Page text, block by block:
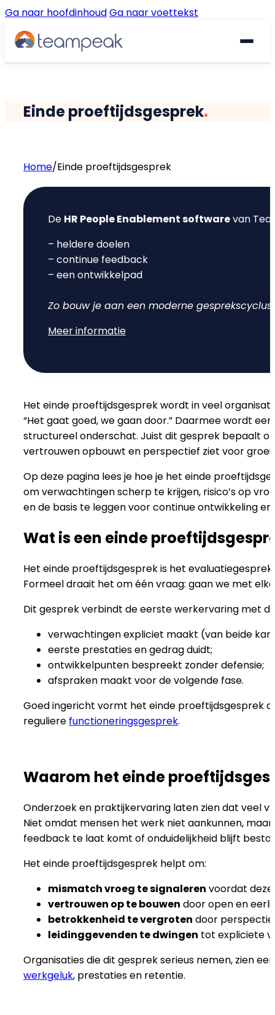
Ga naar hoofdinhoudGa naar voettekst
Platform
360° Feedback
Pulse Surveys
GROEI & INZICHT
HR Analytics NIEUW
AI Coach Talli
Alle features bekijken
Resources
Klantverhalen
Blog
Brochure
Contact
Einde proeftijdsgesprek.
Home/Einde proeftijdsgesprek
De HR People Enablement softwarevan
– heldere doelen
– continue feedback
– een ontwikkelpad
Zo bouw je aan een moderne
Meer informatie
Het einde proeftijdsgesprek wordt in veel
“Het gaat goed, we gaan door.” Daarmee wordt
structureel onderschat. Juist dit gesprek bepaalt
vertrouwen opbouwt en perspectief ziet voor groei.
Op deze pagina lees je hoe je het einde
om verwachtingen scherp te krijgen, risico’s op
en de basis te leggen voor continue ontwikkeling
Wat is een einde
Het einde proeftijdsgesprek is het
Formeel draait het om één vraag: gaan we met
Dit gesprek verbindt de eerste werkervaring met
verwachtingen expliciet maakt (van beide
eerste prestaties en gedrag duidt;
ontwikkelpunten bespreekt zonder defensie;
afspraken maakt voor de volgende fase.
Goed ingericht vormt het einde proeftijdsgesprek
reguliere functioneringsgesprek.
Waarom het einde
Onderzoek en praktijkervaring laten zien dat veel
Niet omdat mensen het werk niet aankunnen,
feedback te laat komt of onduidelijkheid blijft
Het einde proeftijdsgesprek helpt om:
mismatch vroeg te signaleren voordat
vertrouwen op te bouwen door open en
betrokkenheid te vergroten door
leidinggevenden te dwingen tot expliciete
Organisaties die dit gesprek serieus nemen, zien
werkgeluk, prestaties en retentie.